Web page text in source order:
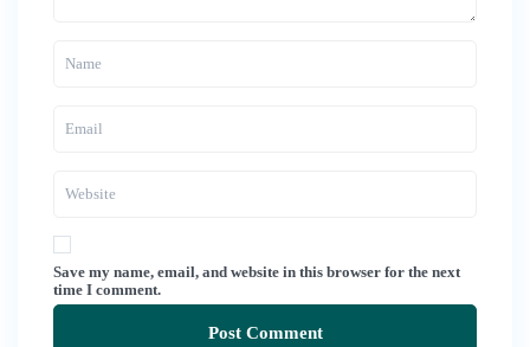
Save my name, email, and website in this browser for the next
time I comment.